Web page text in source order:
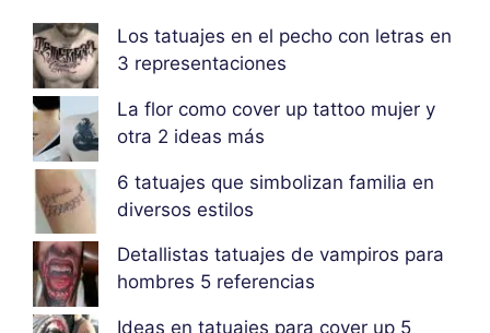
Los tatuajes en el pecho con letras en
3 representaciones
La flor como cover up tattoo mujer y
otra 2 ideas más
6 tatuajes que simbolizan familia en
diversos estilos
Detallistas tatuajes de vampiros para
hombres 5 referencias
Ideas en tatuajes para cover up 5